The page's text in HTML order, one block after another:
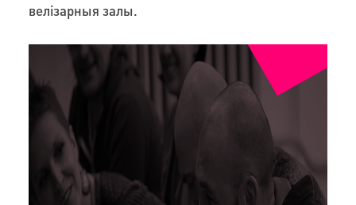
велізарныя залы.